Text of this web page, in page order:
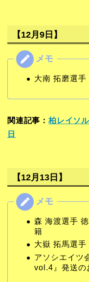
【12月9日】
大南 拓磨選
関連記事：柏レイソ
日
【12月13日】
森 海渡選手
籍
大嶽 拓馬選
アソシエイツ
vol.4』発送の